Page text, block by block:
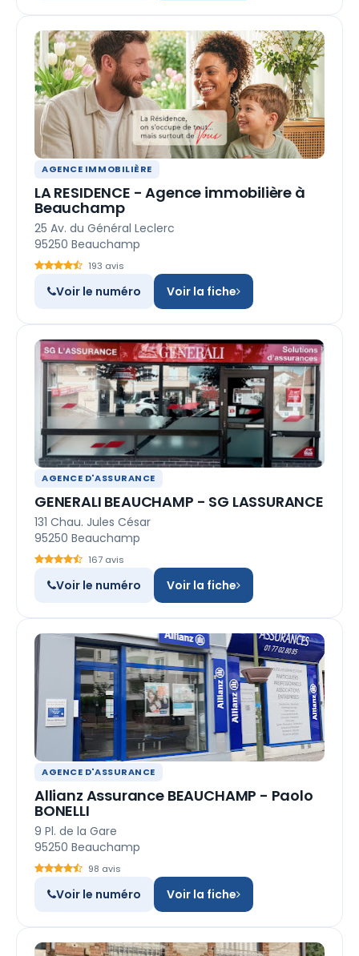
AGENCE IMMOBILIÈRE
LA RESIDENCE - Agence immobilière à
Beauchamp
25 Av. du Général Leclerc
95250 Beauchamp
193 avis
Voir le numéro Voir la fiche
AGENCE D'ASSURANCE
GENERALI BEAUCHAMP - SG LASSURANCE
131 Chau. Jules César
95250 Beauchamp
167 avis
Voir le numéro Voir la fiche
AGENCE D'ASSURANCE
Allianz Assurance BEAUCHAMP - Paolo
BONELLI
9 Pl. de la Gare
95250 Beauchamp
98 avis
Voir le numéro Voir la fiche